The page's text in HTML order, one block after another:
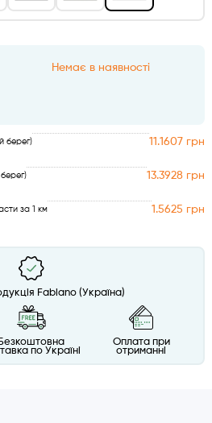
Немає в наявності
берег) 11.1607 грн
13.3928 грн
за 1 км 1.5625 грн
Fabiano (Україна)
Безкоштовна
по Україні
Оплата при
отриманні